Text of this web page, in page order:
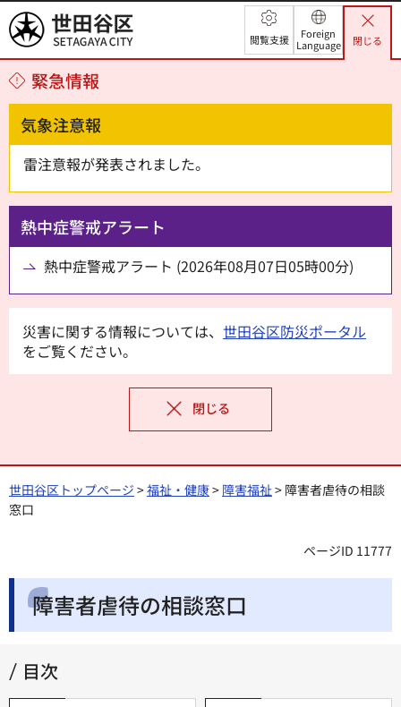
世田谷区 閲覧支援
Foreign
Language
閉じる
緊急情報
気象注意報
雷注意報が発表されました。
熱中症警戒アラート
熱中症警戒アラート (2026年08月07日05時00分)
災害に関する情報については、 世田谷区防災ポータル
をご覧ください。
閉じる
世田谷区トップページ >福祉・健康> 障害福祉 > 障害者虐待の相談
窓口
ページID 11777
障害者虐待の相談窓口
目次